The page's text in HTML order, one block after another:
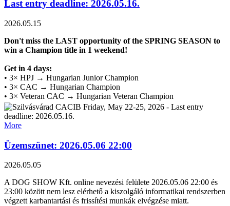
Last entry deadline: 2026.05.16.
2026.05.15
Don't miss the LAST opportunity of the SPRING SEASON to
win a Champion title in 1 weekend!
Get in 4 days:
• 3× HPJ → Hungarian Junior Champion
• 3× CAC → Hungarian Champion
• 3× Veteran CAC → Hungarian Veteran Champion
• Minor Puppy & Puppy Grand Winner titles.
Saturday: Crufts qualification!
Monday: Nyíregyháza CACIB – at the same location!
Related shows:
Május 22 – LIPICAI Kupa CACIB
https://nevezes.dogshow.hu/entry-813
STATISTIC: https://nevezes.dogshow.hu/dogshow-813#STAT
More
Üzemszünet: 2026.05.06 22:00
2026.05.05
A DOG SHOW Kft. online nevezési felülete 2026.05.06 22:00 és
23:00 között nem lesz elérhető a kiszolgáló informatikai rendszerben
végzett karbantartási és frissítési munkák elvégzése miatt.